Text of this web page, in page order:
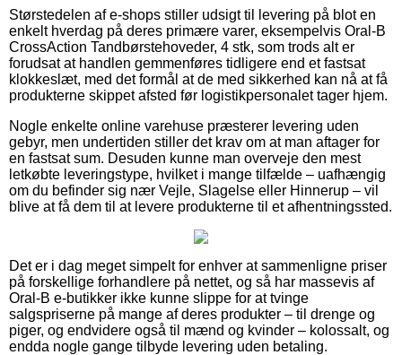
Størstedelen af e-shops stiller udsigt til levering på blot en
enkelt hverdag på deres primære varer, eksempelvis Oral-B
CrossAction Tandbørstehoveder, 4 stk, som trods alt er
forudsat at handlen gemmenføres tidligere end et fastsat
klokkeslæt, med det formål at de med sikkerhed kan nå at få
produkterne skippet afsted før logistikpersonalet tager hjem.
Nogle enkelte online varehuse præsterer levering uden
gebyr, men undertiden stiller det krav om at man aftager for
en fastsat sum. Desuden kunne man overveje den mest
letkøbte leveringstype, hvilket i mange tilfælde – uafhængig
om du befinder sig nær Vejle, Slagelse eller Hinnerup – vil
blive at få dem til at levere produkterne til et afhentningssted.
Det er i dag meget simpelt for enhver at sammenligne priser
på forskellige forhandlere på nettet, og så har massevis af
Oral-B e-butikker ikke kunne slippe for at tvinge
salgspriserne på mange af deres produkter – til drenge og
piger, og endvidere også til mænd og kvinder – kolossalt, og
endda nogle gange tilbyde levering uden betaling.